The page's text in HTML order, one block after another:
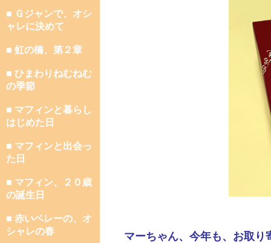
■ Ｇジャンで、オシ
ャレに決めて
■ 虹の橋、第２章
■ ひまわりねむねむ
の季節
■ マフィンと暮らし
はじめた日
■ マフィンと出会っ
た日
■ マフィン、２０歳
の誕生日
■ 赤いベレーの、オ
シャレの春
マーちゃん、今年も、お取り